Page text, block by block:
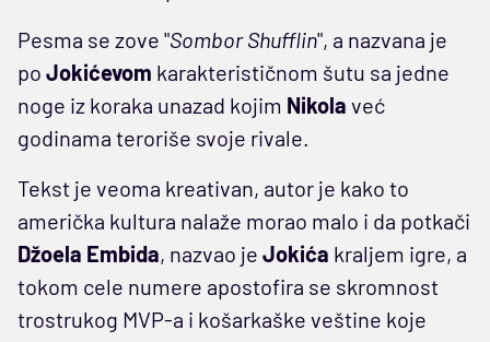
Pesma se zove "Sombor Shufflin", a nazvana je
po Jokićevom karakterističnom šutu sa jedne
noge iz koraka unazad kojim Nikola već
godinama teroriše svoje rivale.
Tekst je veoma kreativan, autor je kako to
američka kultura nalaže morao malo i da potkači
Džoela Embida, nazvao je Jokića kraljem igre, a
tokom cele numere apostofira se skromnost
trostrukog MVP-a i košarkaške veštine koje